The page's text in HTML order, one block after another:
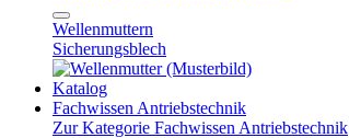
Wellenmuttern
Sicherungsblech
Katalog
Fachwissen Antriebstechnik
Zur Kategorie Fachwissen Antriebstechnik